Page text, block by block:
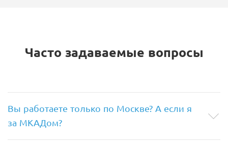
Часто задаваемые вопросы
Вы работаете только по Москве? А если я
за МКАДом?